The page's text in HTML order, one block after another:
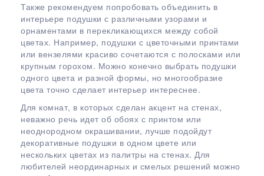
Также рекомендуем попробовать объединить в
интерьере подушки с различными узорами и
орнаментами в перекликающихся между собой
цветах. Например, подушки с цветочными принтами
или вензелями красиво сочетаются с полосками или
крупным горохом. Можно конечно выбрать подушки
одного цвета и разной формы, но многообразие
цвета точно сделает интерьер интереснее.
Для комнат, в которых сделан акцент на стенах,
неважно речь идет об обоях с принтом или
неоднородном окрашивании, лучше подойдут
декоративные подушки в одном цвете или
нескольких цветах из палитры на стенах. Для
любителей неординарных и смелых решений можно